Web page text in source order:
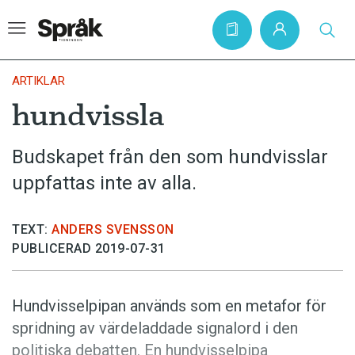
Hem
Artiklar
Krönikor
Skrivtips
Bokrecensioner
Kviss
Podden
ARTIKLAR
hundvissla
Budskapet från den som hundvisslar
uppfattas inte av alla.
TEXT: ANDERS SVENSSON
PUBLICERAD 2019-07-31
Hundvisselpipan används som en metafor för
spridning av värdeladdade signalord i den
politiska debatten. En hundvisselpipa